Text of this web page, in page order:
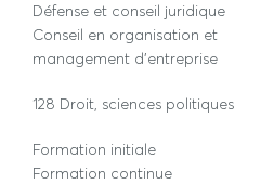
Défense et conseil juridique
Conseil en organisation et
management d'entreprise
128 Droit, sciences politiques
Formation initiale
Formation continue